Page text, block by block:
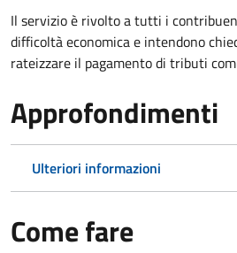
Il servizio è rivolto a tutti i
difficoltà economica e intendono
rateizzare il pagamento di tributi
Approfondimenti
Ulteriori informazioni
Come fare